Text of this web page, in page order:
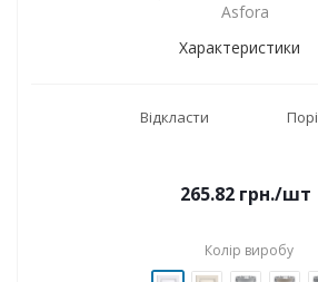
Asfora
Характеристики
Відкласти
265.82грн./шт
Колір виробу